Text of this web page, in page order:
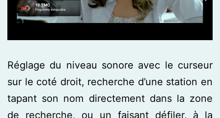
Réglage du niveau sonore avec le curseur
sur le coté droit, recherche d’une station en
tapant son nom directement dans la zone
de recherche, ou un faisant défiler, à la